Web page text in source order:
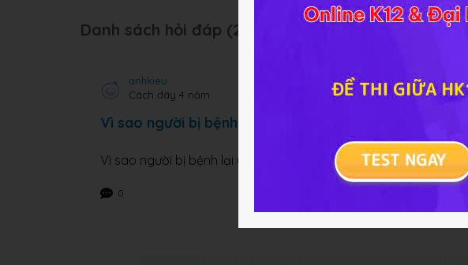
Danh sách hỏi đáp (225 câu):
anhkieu
Cách đây 4 năm
Vì sao người bị bệnh lại yếu hơn người bìn thường
Vì sao người bị bệnh lại yếu hơn người bình thường
0